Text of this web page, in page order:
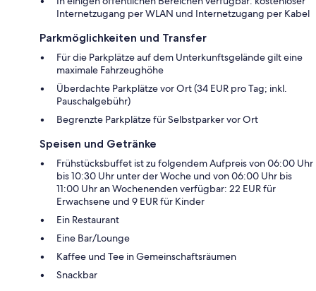
Internetzugang per WLAN und Internetzugang per Kabel
Parkmöglichkeiten und Transfer
Für die Parkplätze auf dem Unterkunftsgelände gilt eine
maximale Fahrzeughöhe
Überdachte Parkplätze vor Ort (34 EUR pro Tag; inkl.
Pauschalgebühr)
Begrenzte Parkplätze für Selbstparker vor Ort
Speisen und Getränke
Frühstücksbuffet ist zu folgendem Aufpreis von 06:00 Uhr
bis 10:30 Uhr unter der Woche und von 06:00 Uhr bis
11:00 Uhr an Wochenenden verfügbar: 22 EUR für
Erwachsene und 9 EUR für Kinder
Ein Restaurant
Eine Bar/Lounge
Kaffee und Tee in Gemeinschaftsräumen
Snackbar